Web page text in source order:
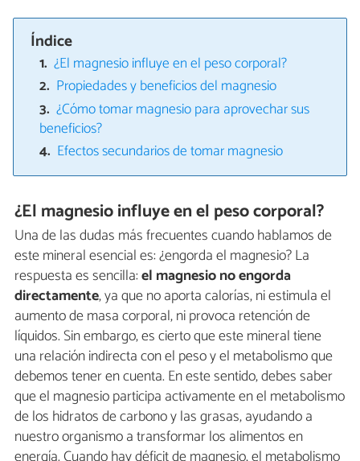
Índice
¿El magnesio influye en el peso corporal?
Propiedades y beneficios del magnesio
¿Cómo tomar magnesio para aprovechar sus
beneficios?
Efectos secundarios de tomar magnesio
¿El magnesio influye en el peso corporal?
Una de las dudas más frecuentes cuando hablamos de
este mineral esencial es: ¿engorda el magnesio? La
respuesta es sencilla:el magnesio no engorda
directamente, ya que no aporta calorías, ni estimula el
aumento de masa corporal, ni provoca retención de
líquidos. Sin embargo, es cierto que este mineral tiene
una relación indirecta con el peso y el metabolismo que
debemos tener en cuenta. En este sentido, debes saber
que el magnesio participa activamente en el metabolismo
de los hidratos de carbono y las grasas, ayudando a
nuestro organismo a transformar los alimentos en